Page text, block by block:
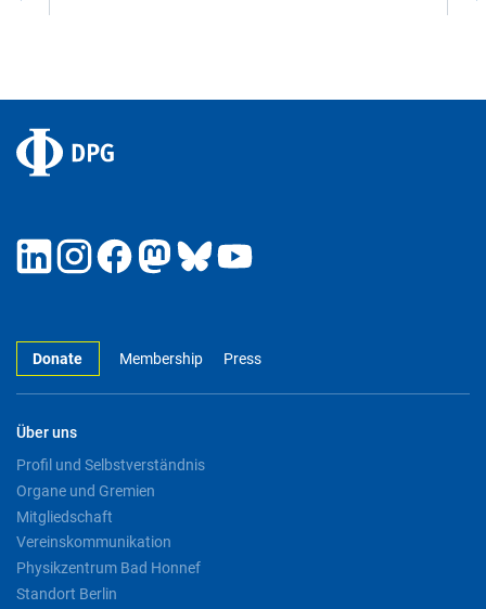
Donate Membership Press
Über uns
Profil und Selbstverständnis
Organe und Gremien
Mitgliedschaft
Vereinskommunikation
Physikzentrum Bad Honnef
Standort Berlin